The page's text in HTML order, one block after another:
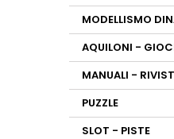
MODELLISMO
AQUILONI -
MANUALI -
PUZZLE
SLOT - PISTE